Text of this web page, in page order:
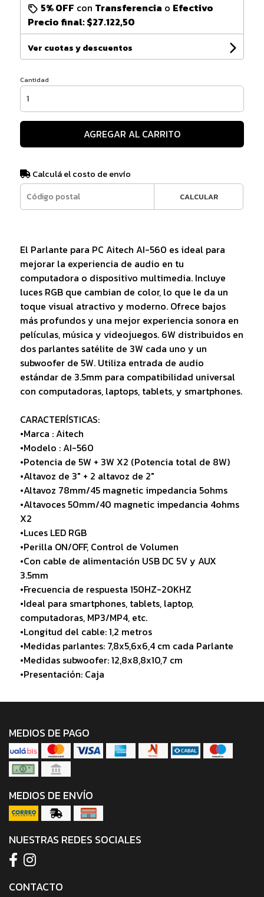
5% OFF con Transferencia o Efectivo
Precio final:$27.122,50
Ver cuotas y descuentos
Cantidad
AGREGAR AL CARRITO
Calculá el costo de envío
CALCULAR
El Parlante para PC Aitech AI-560 es ideal para
mejorar la experiencia de audio en tu
computadora o dispositivo multimedia. Incluye
luces RGB que cambian de color, lo que le da un
toque visual atractivo y moderno. Ofrece bajos
más profundos y una mejor experiencia sonora en
películas, música y videojuegos. 6W distribuidos en
dos parlantes satélite de 3W cada uno y un
subwoofer de 5W. Utiliza entrada de audio
estándar de 3.5mm para compatibilidad universal
con computadoras, laptops, tablets, y smartphones.
CARACTERÍSTICAS:
•Marca : Aitech
•Modelo : AI-560
•Potencia de 5W + 3W X2 (Potencia total de 8W)
•Altavoz de 3" + 2 altavoz de 2"
•Altavoz 78mm/45 magnetic impedancia 5ohms
•Altavoces 50mm/40 magnetic impedancia 4ohms
X2
•Luces LED RGB
•Perilla ON/OFF, Control de Volumen
•Con cable de alimentación USB DC 5V y AUX
3.5mm
•Frecuencia de respuesta 150HZ-20KHZ
•Ideal para smartphones, tablets, laptop,
computadoras, MP3/MP4, etc.
•Longitud del cable: 1,2 metros
•Medidas parlantes: 7,8x5,6x6,4 cm cada Parlante
•Medidas subwoofer: 12,8x8,8x10,7 cm
•Presentación: Caja
MEDIOS DE PAGO
MEDIOS DE ENVÍO
NUESTRAS REDES SOCIALES
CONTACTO